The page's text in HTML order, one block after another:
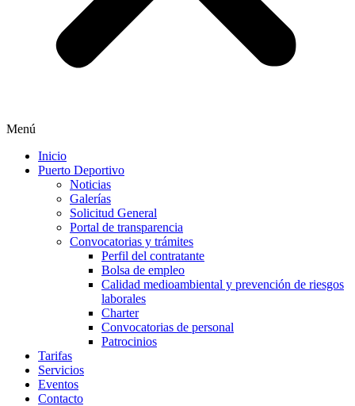
Menú
Inicio
Puerto Deportivo
Noticias
Galerías
Solicitud General
Portal de transparencia
Convocatorias y trámites
Perfil del contratante
Bolsa de empleo
Calidad medioambiental y prevención de riesgos
laborales
Charter
Convocatorias de personal
Patrocinios
Tarifas
Servicios
Eventos
Contacto